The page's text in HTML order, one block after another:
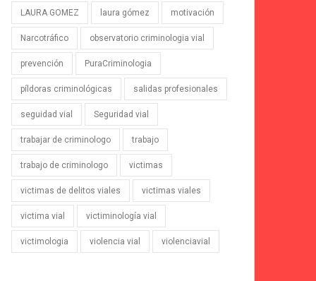
LAURA GOMEZ laura gómez motivación
Narcotráfico observatorio criminologia vial
prevención PuraCriminologia
píldoras criminológicas salidas profesionales
seguidad vial Seguridad vial
trabajar de criminologo trabajo
trabajo de criminologo victimas
victimas de delitos viales victimas viales
victima vial victiminología vial
victimologia violencia vial violenciavial